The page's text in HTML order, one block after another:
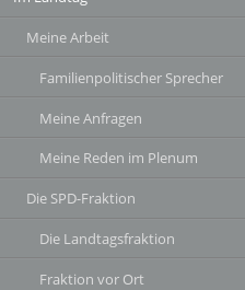
Meine Arbeit
Familienpolitischer Sprecher
Meine Anfragen
Meine Reden im Plenum
Die SPD-Fraktion
Die Landtagsfraktion
Fraktion vor Ort